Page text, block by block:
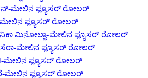
ಮೇಲಿನ ಫ್ಯೂಸರ್ ರೋಲರ್
ಮೇಲಿನ ಫ್ಯೂಸರ್ ರೋಲರ್
ಮಿನೋಲ್ಟಾ-ಮೇಲಿನ ಫ್ಯೂಸರ್ ರೋಲರ್
ಮೇಲಿನ ಫ್ಯೂಸರ್ ರೋಲರ್
ಮೇಲಿನ ಫ್ಯೂಸರ್ ರೋಲರ್
ಮೇಲಿನ ಫ್ಯೂಸರ್ ರೋಲರ್